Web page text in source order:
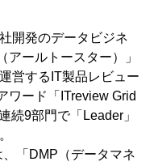
開発のデータビジネ
アールトースター）」
営するIT製品レビュー
ワード「ITreview Grid
続9部門で「Leader」
「DMP（データマネ